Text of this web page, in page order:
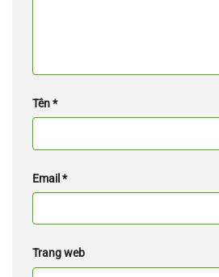
Tên*
Email *
Trang web